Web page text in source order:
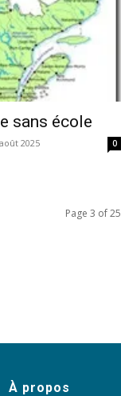
sans école
2025 0
Page 3 of 25
À propos